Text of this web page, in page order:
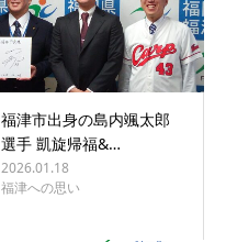
福津市出身の島内颯太郎
選手 凱旋帰福&…
2026.01.18
福津への思い